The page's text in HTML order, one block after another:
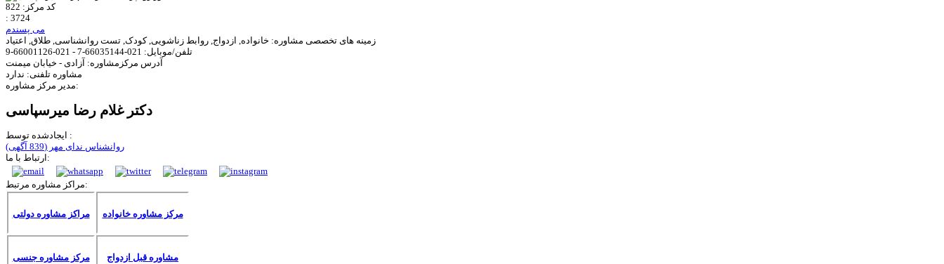
کد مرکز: 822
: 3724
می پسندم
زمینه های تخصصی مشاوره: خانواده, ازدواج, روابط زناشویی, کودک, تست روانشناسی, طلاق, اعتیاد
تلفن/موبایل: 021-66035144-7 - 021-66001126-9
آدرس مرکزمشاوره: آزادی - خیابان میمنت
مشاوره تلفنی: ندارد
مدیر مرکز مشاوره:
دکتر غلام رضا میرسپاسی
ایجادشده توسط :
روانشناس ندای مهر (839 آگهی)
ارتباط با ما:
مراکز مشاوره مرتبط:
مراکز مشاوره دولتی مرکز مشاوره خانواده
مرکز مشاوره جنسی مشاوره قبل ازدواج